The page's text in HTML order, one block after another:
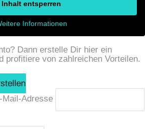
Inhalt entsperren
Informationen
Dann erstelle Dir hier ein
profitiere von zahlreichen Vorteilen.
Mail-Adresse